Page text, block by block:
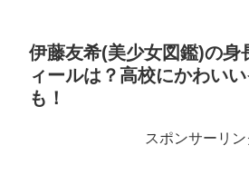
伊藤友希(美少女図鑑)の
ィールは？高校にかわい
も！
スポンサーリン